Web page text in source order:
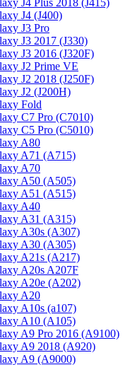
J4 Plus 2018 (J415)
J4 (J400)
J3 Pro
J3 2017 (J330)
J3 2016 (J320F)
J2 Prime VE
J2 2018 (J250F)
J2 (J200H)
Fold
C7 Pro (C7010)
C5 Pro (C5010)
A80
A71 (A715)
A70
A50 (A505)
A51 (A515)
A40
A31 (A315)
A30s (A307)
A30 (A305)
A21s (A217)
A20s A207F
A20e (A202)
A20
A10s (a107)
A10 (A105)
A9 Pro 2016 (A9100)
A9 2018 (A920)
A9 (A9000)